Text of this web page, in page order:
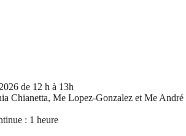
de 12 h à 13h
Chianetta, Me Lopez-Gonzalez et Me André
: 1 heure